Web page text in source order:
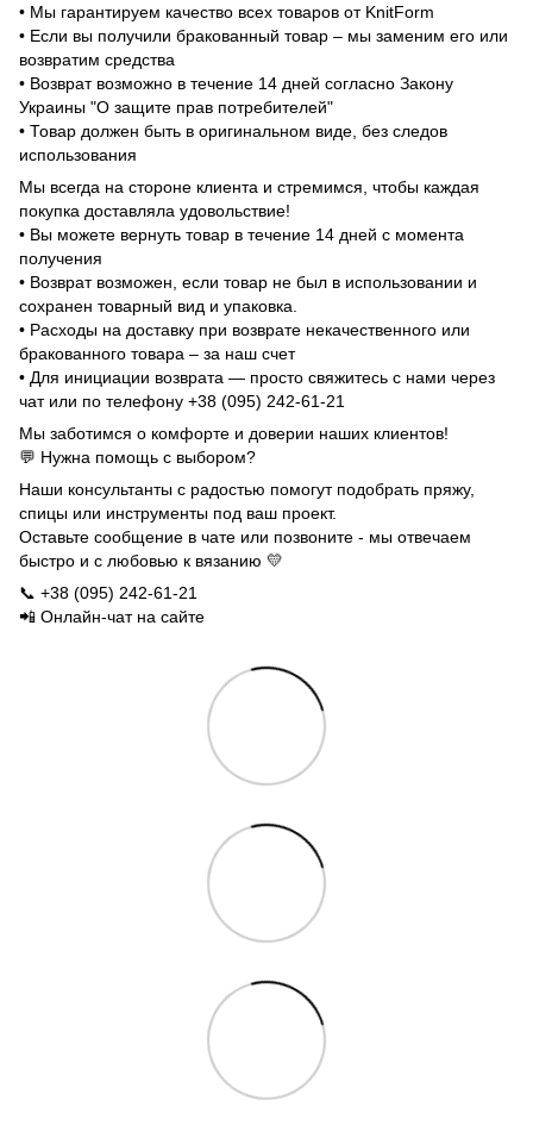
• Мы гарантируем качество всех товаров от KnitForm
• Если вы получили бракованный товар – мы заменим его или
возвратим средства
• Возврат возможно в течение 14 дней согласно Закону
Украины "О защите прав потребителей"
• Товар должен быть в оригинальном виде, без следов
использования
Мы всегда на стороне клиента и стремимся, чтобы каждая
покупка доставляла удовольствие!
• Вы можете вернуть товар в течение 14 дней с момента
получения
• Возврат возможен, если товар не был в использовании и
сохранен товарный вид и упаковка.
• Расходы на доставку при возврате некачественного или
бракованного товара – за наш счет
• Для инициации возврата — просто свяжитесь с нами через
чат или по телефону +38 (095) 242-61-21
Мы заботимся о комфорте и доверии наших клиентов!
💬 Нужна помощь с выбором?
Наши консультанты с радостью помогут подобрать пряжу,
спицы или инструменты под ваш проект.
Оставьте сообщение в чате или позвоните - мы отвечаем
быстро и с любовью к вязанию 💛
📞 +38 (095) 242-61-21
📲 Онлайн-чат на сайте